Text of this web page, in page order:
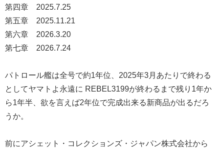
第四章 2025.7.25
第五章 2025.11.21
第六章 2026.3.20
第七章 2026.7.24
パトロール艦は全号で約1年位、2025年3月あたりで終わる
としてヤマトよ永遠に REBEL3199が終わるまで残り1年か
ら1年半、欲を言えば2年位で完成出来る新商品が出るだろ
うか。
前にアシェット・コレクションズ・ジャパン株式会社から